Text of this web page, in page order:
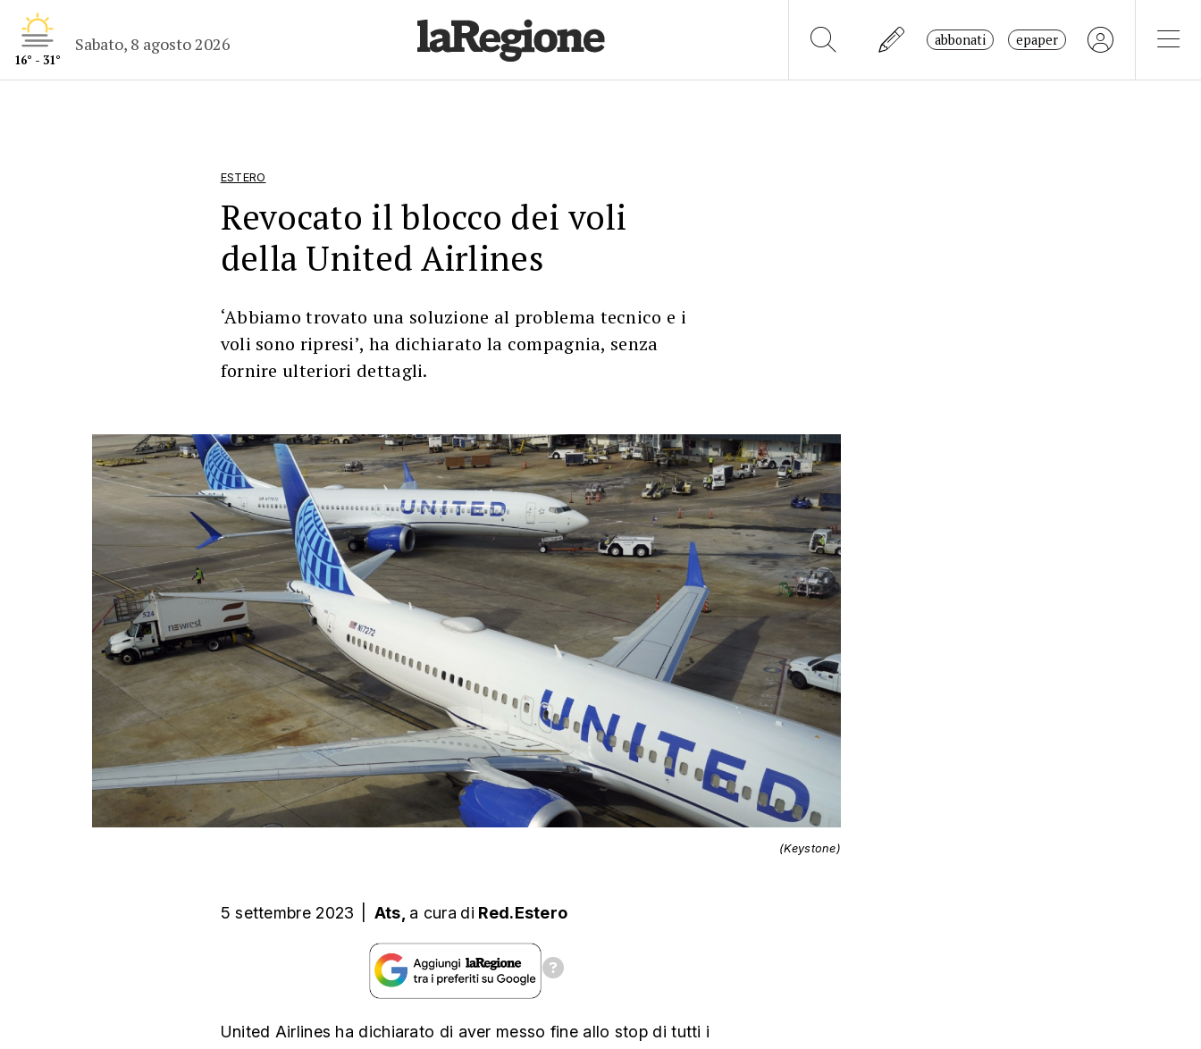
16° - 31°
Sabato, 8 agosto 2026 abbonati epaper
ESTERO
Revocato il blocco dei voli
della United Airlines
‘Abbiamo trovato una soluzione al problema tecnico e i
voli sono ripresi’, ha dichiarato la compagnia, senza
fornire ulteriori dettagli.
(Keystone)
5 settembre 2023 Ats, a cura di Red.Estero
United Airlines ha dichiarato di aver messo fine allo stop di tutti i